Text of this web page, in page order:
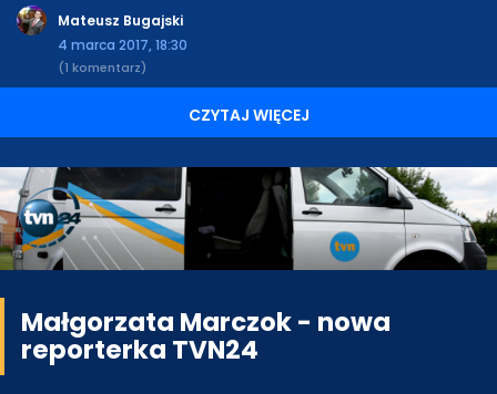
Mateusz Bugajski
4 marca 2017, 18:30
(1 komentarz)
CZYTAJ WIĘCEJ
Małgorzata Marczok - nowa
reporterka TVN24